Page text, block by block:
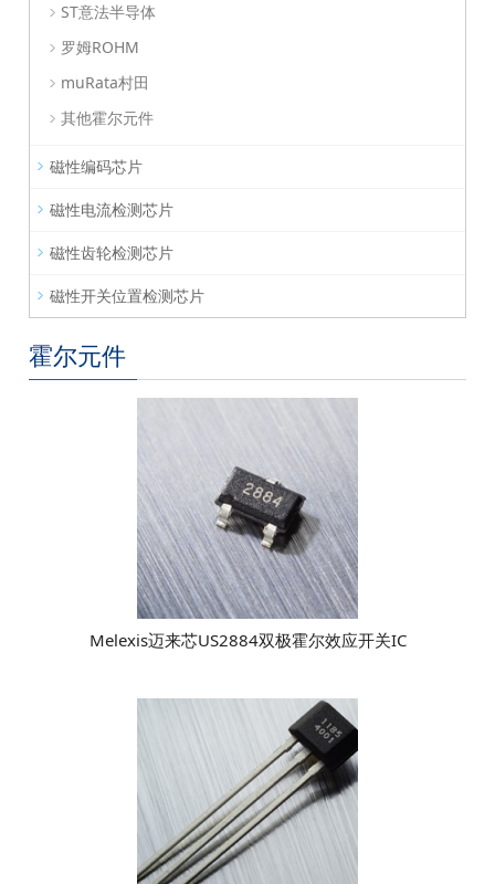
ST意法半导体
罗姆ROHM
muRata村田
其他霍尔元件
磁性编码芯片
磁性电流检测芯片
磁性齿轮检测芯片
磁性开关位置检测芯片
霍尔元件
Melexis迈来芯US2884双极霍尔效应开关IC